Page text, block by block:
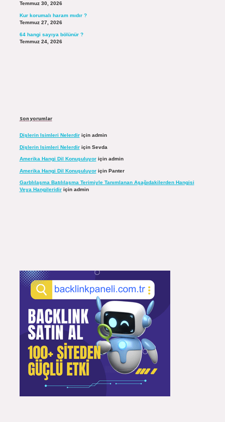
Temmuz 30, 2026
Kur korumalı haram mıdır ?
Temmuz 27, 2026
64 hangi sayıya bölünür ?
Temmuz 24, 2026
Son yorumlar
Dişlerin Isimleri Nelerdiriçin admin
Dişlerin Isimleri Nelerdiriçin Sevda
Amerika Hangi Dil Konuşuluyoriçin admin
Amerika Hangi Dil Konuşuluyoriçin Panter
Garblılaşma Batılılaşma Terimiyle Tanımlanan Aşağıdakilerden Hangisi
Veya Hangileridiriçin admin